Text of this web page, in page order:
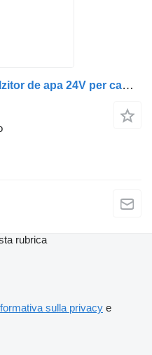
Riscaldatore autonomo Incalzitor de apa 24V per camion Webasto Thermo 90 S
rubrica
sulla privacy e